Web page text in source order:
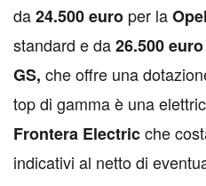
da24.500 euro per la
standard e da26.500 euro
GS, che offre una
top di gamma è una
Frontera Electricche
indicativi al netto di